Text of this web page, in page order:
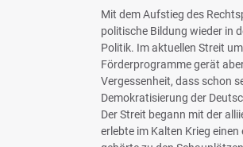
Mit dem Aufstieg des
politische Bildung wieder in
Politik. Im aktuellen Streit
Förderprogramme gerät
Vergessenheit, dass schon
Demokratisierung der
Der Streit begann mit der
erlebte im Kalten Krieg